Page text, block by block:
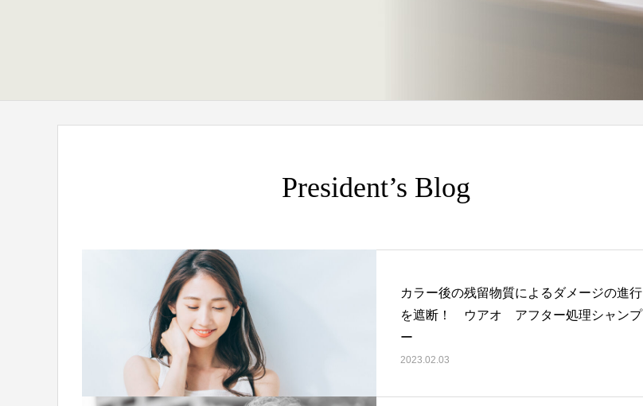
President’s Blog
カラー後の残留物質によるダメージの進行
を遮断！ ウアオ アフター処理シャンプ
ー
2023.02.03
時間・染着・コスト 三拍子揃った高品質